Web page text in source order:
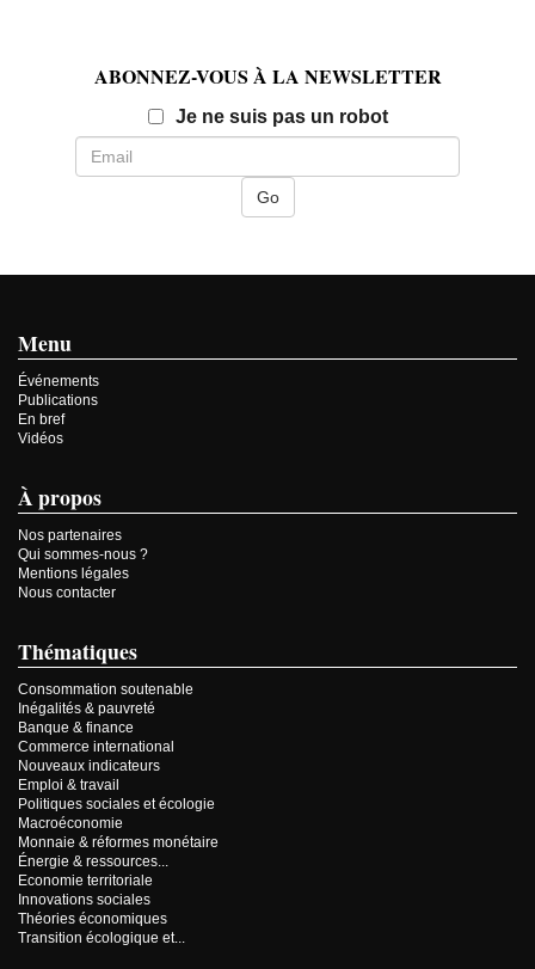
ABONNEZ-VOUS À LA NEWSLETTER
Je ne suis pas un robotEmail
Menu
Événements
Publications
En bref
Vidéos
À propos
Nos partenaires
Qui sommes-nous ?
Mentions légales
Nous contacter
Thématiques
Consommation soutenable
Inégalités & pauvreté
Banque & finance
Commerce international
Nouveaux indicateurs
Emploi & travail
Politiques sociales et écologie
Macroéconomie
Monnaie & réformes monétaire
Énergie & ressources...
Economie territoriale
Innovations sociales
Théories économiques
Transition écologique et...